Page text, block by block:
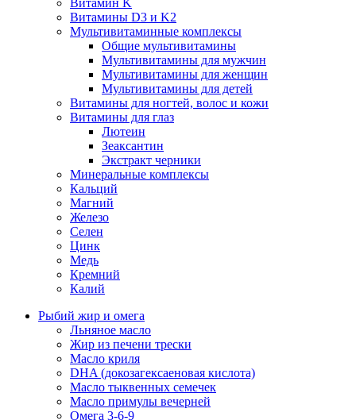
Витамин K
Витамины D3 и K2
Мультивитаминные комплексы
Общие мультивитамины
Мультивитамины для мужчин
Мультивитамины для женщин
Мультивитамины для детей
Витамины для ногтей, волос и кожи
Витамины для глаз
Лютеин
Зеаксантин
Экстракт черники
Минеральные комплексы
Кальций
Магний
Железо
Селен
Цинк
Медь
Кремний
Калий
Рыбий жир и омега
Льняное масло
Жир из печени трески
Масло криля
DHA (докозагексаеновая кислота)
Масло тыквенных семечек
Масло примулы вечерней
Омега 3-6-9